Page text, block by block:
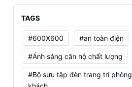
TAGS
#600X600 #an toàn điện
#Ánh sáng căn hộ chất lượng
#Bộ sưu tập đèn trang trí phòng